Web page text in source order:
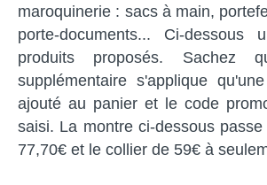
maroquinerie : sacs à main,
porte-documents... Ci-dessous
produits proposés. Sachez
supplémentaire s'applique
ajouté au panier et le code
saisi. La montre ci-dessous
77,70€ et le collier de 59€ à